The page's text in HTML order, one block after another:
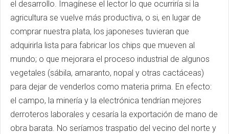
el desarrollo. Imagínese el lector lo que ocurriría si la
agricultura se vuelve más productiva, o si, en lugar de
comprar nuestra plata, los japoneses tuvieran que
adquirirla lista para fabricar los chips que mueven al
mundo; o que mejorara el proceso industrial de algunos
vegetales (sábila, amaranto, nopal y otras cactáceas)
para dejar de venderlos como materia prima. En efecto:
el campo, la minería y la electrónica tendrían mejores
derroteros laborales y cesaría la exportación de mano de
obra barata. No seríamos traspatio del vecino del norte y